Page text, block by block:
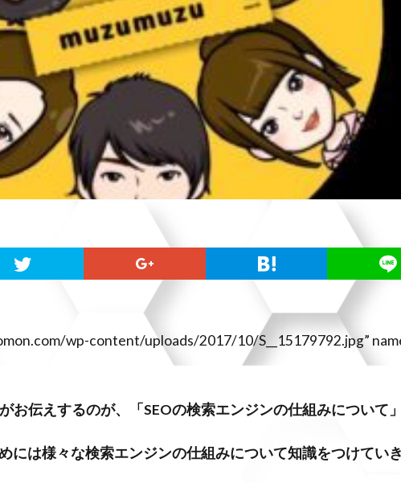
wp-content/uploads/2017/10/S__15179792.jpg”
お伝えするのが、 「SEOの検索エンジンの仕組みについて」
には様々な検索エンジンの仕組みについて知識をつけてい